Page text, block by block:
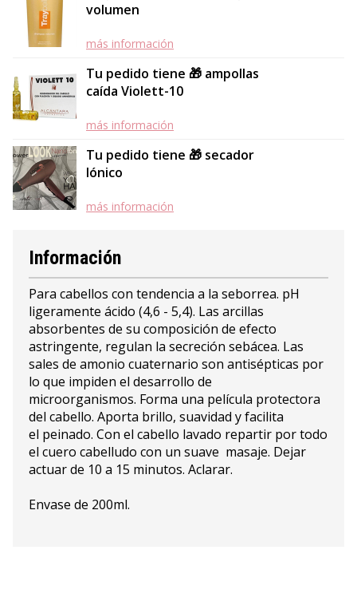
volumen
más información
Tu pedido tiene 🎁 ampollas
caída Violett-10
más información
Tu pedido tiene 🎁 secador
Iónico
más información
Información
Para cabellos con tendencia a la seborrea. pH
ligeramente ácido (4,6 - 5,4). Las arcillas
absorbentes de su composición de efecto
astringente, regulan la secreción sebácea. Las
sales de amonio cuaternario son antisépticas por
lo que impiden el desarrollo de
microorganismos. Forma una película protectora
del cabello. Aporta brillo, suavidad y facilita
el peinado. Con el cabello lavado repartir por todo
el cuero cabelludo con un suave masaje. Dejar
actuar de 10 a 15 minutos. Aclarar.
Envase de 200ml.